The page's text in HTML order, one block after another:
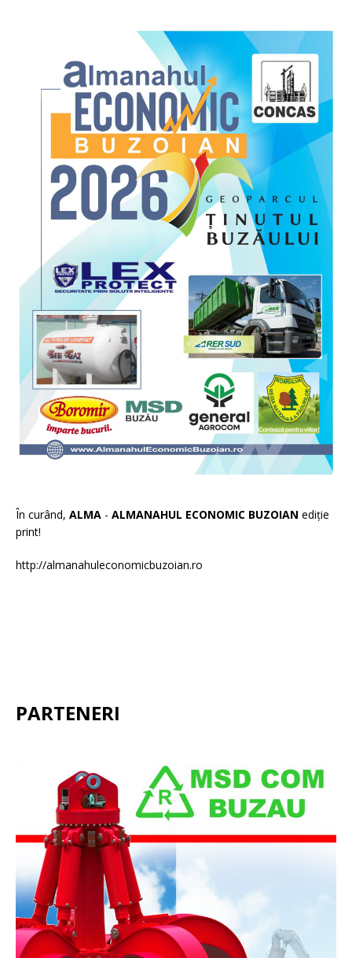
În curând, ALMA - ALMANAHUL ECONOMIC BUZOIAN ediție
print!
http://almanahuleconomicbuzoian.ro
PARTENERI